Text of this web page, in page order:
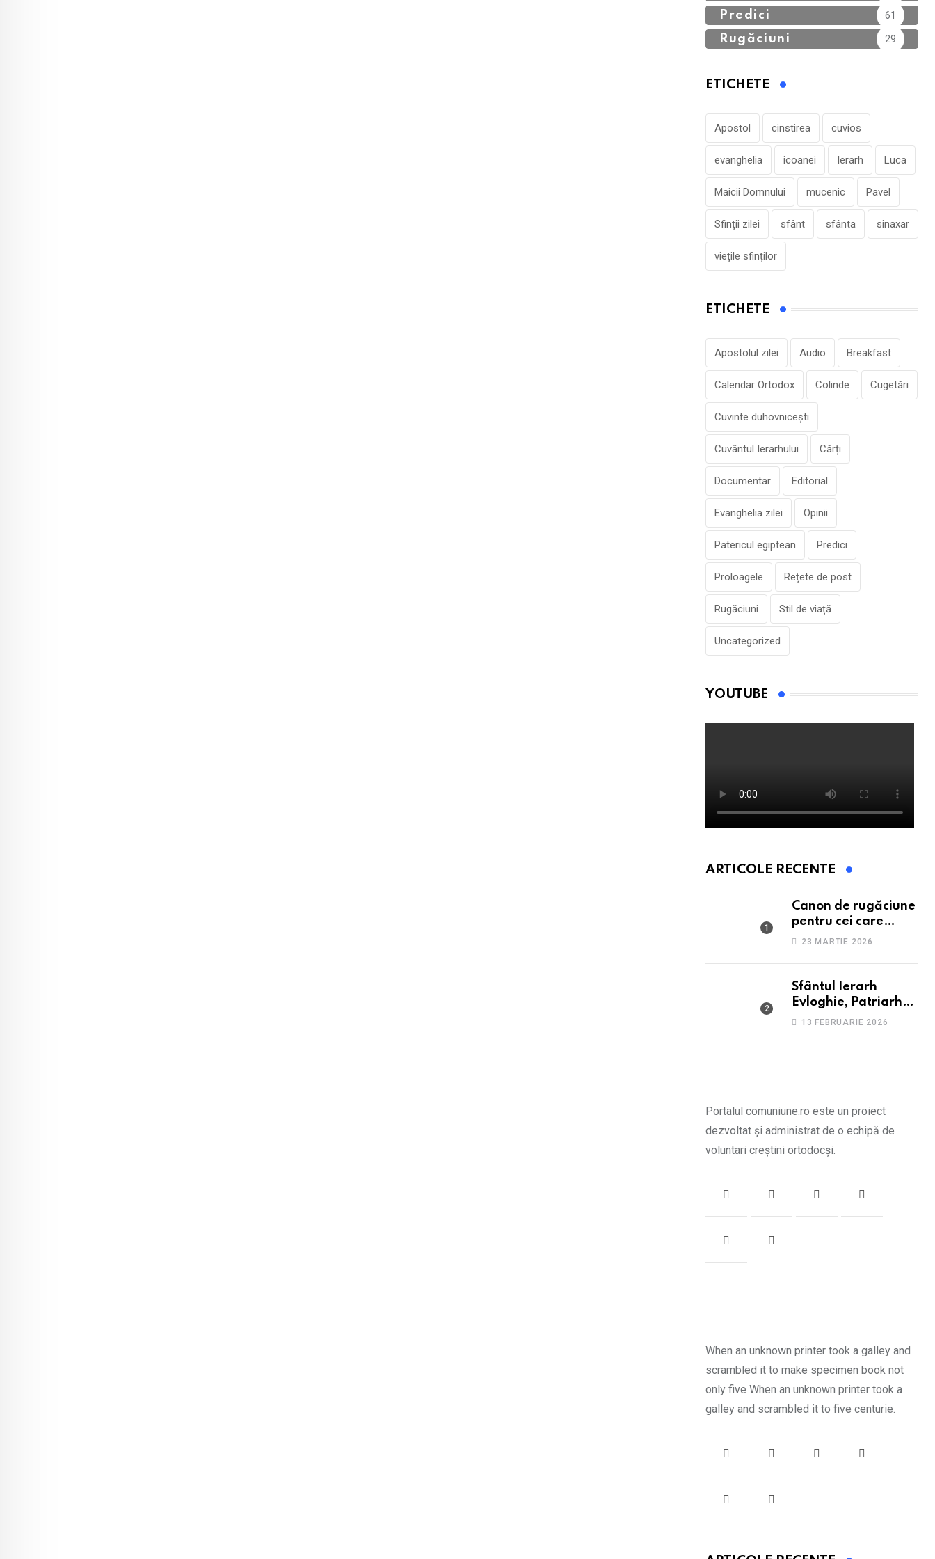
Predici 61
Rugăciuni 29
ETICHETE
Apostol cinstirea cuvios
evanghelia icoanei Ierarh Luca
Maicii Domnului mucenic Pavel
Sfinții zilei sfânt sfânta sinaxar
viețile sfinților
ETICHETE
Apostolul zilei Audio Breakfast
Calendar Ortodox Colinde Cugetări
Cuvinte duhovnicești
Cuvântul Ierarhului Cărți
Documentar Editorial
Evanghelia zilei Opinii
Patericul egiptean Predici
Proloagele Rețete de post
Rugăciuni Stil de viață
Uncategorized
YOUTUBE
ARTICOLE RECENTE
Canon de rugăciune
pentru cei care
suferă de depresie și
23 MARTIE 2026
Sfântul Ierarh
Evloghie, Patriarhul
Alexandriei
13 FEBRUARIE 2026
Portalul comuniune.ro este un proiect
dezvoltat și administrat de o echipă de
voluntari creștini ortodocși.
When an unknown printer took a galley and
scrambled it to make specimen book not
only five When an unknown printer took a
galley and scrambled it to five centurie.